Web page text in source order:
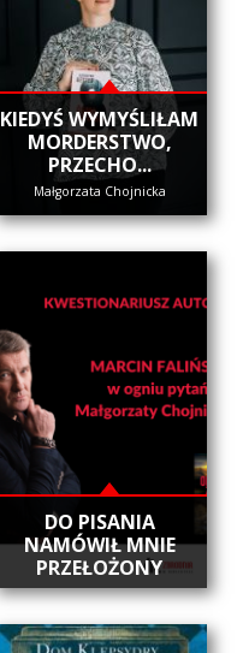
KIEDYŚ WYMYŚLIŁAM
MORDERSTWO,
PRZECHO...
Małgorzata Chojnicka
DO PISANIA
NAMÓWIŁ MNIE
PRZEŁOŻONY